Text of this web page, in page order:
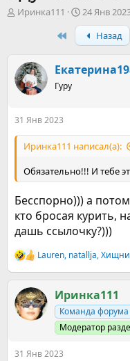
А
т
е
Иринка111
Д
а
а
а
24 Янв
Назад
Гуру
31 Янв 2023
Иринка111 написал(а):
Обязательно!!! И тебе
Бесспорно))) а
кто бросая курить,
дашь ссылочку?)))
Р
е
к
ц
и
Lauren, natallja,
Иринка111
Команда форума
Модератор
31 Янв 2023